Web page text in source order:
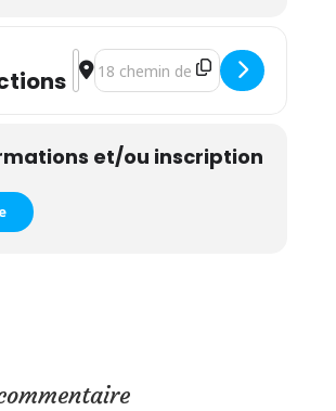
Address - Atelier bébé signe les
Destination Address - Atelier
et/ou inscription